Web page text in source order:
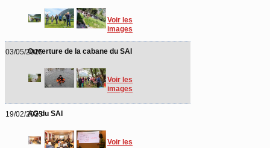
Voir les
images
03/05/2025Ouverture de la cabane du SAI
Voir les
images
19/02/2025AG du SAI
Voir les